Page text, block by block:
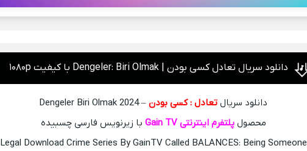
دانلود سریال تعادل کسی بودن | Dengeler: Biri Olmak با کیفیت ۱۰۸۰p
دانلود سریال تعادل : کسی بودن– Dengeler Biri Olmak 2024
محصولپلتفرم اینترنتی Gain TV
با زیرنویس فارسی چسبیده
Legal Download Crime Series By GainTV Called BALANCES: Being Someone